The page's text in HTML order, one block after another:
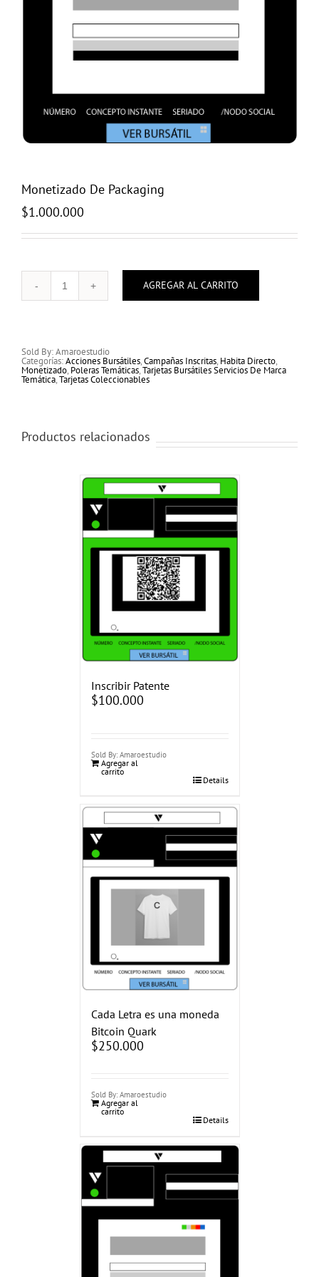
Monetizado De Packaging
$1.000.000
Monetizado
De
AGREGAR AL CARRITO
Sold By: Amaroestudio
Categorías:Acciones Bursátiles,Campañas Inscritas, Habita Directo,
Monetizado, Poleras Temáticas,Tarjetas Bursátiles Servicios De Marca
Temática,Tarjetas Coleccionables
Productos relacionados
Inscribir Patente
$100.000
Sold By: Amaroestudio
Agregar al
carrito
Details
Cada Letra es una moneda
Bitcoin Quark
$250.000
Sold By: Amaroestudio
Agregar al
carrito
Details